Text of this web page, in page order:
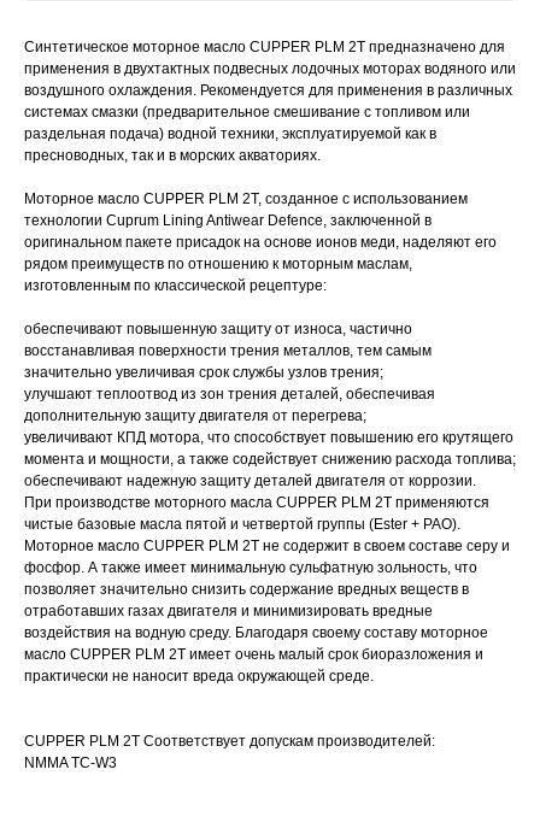
Синтетическое моторное масло CUPPER PLM 2T предназначено для
применения в двухтактных подвесных лодочных моторах водяного или
воздушного охлаждения. Рекомендуется для применения в различных
системах смазки (предварительное смешивание с топливом или
раздельная подача) водной техники, эксплуатируемой как в
пресноводных, так и в морских акваториях.
Моторное масло CUPPER PLM 2T, созданное с использованием
технологии Cuprum Lining Antiwear Defence, заключенной в
оригинальном пакете присадок на основе ионов меди, наделяют его
рядом преимуществ по отношению к моторным маслам,
изготовленным по классической рецептуре:
обеспечивают повышенную защиту от износа, частично
восстанавливая поверхности трения металлов, тем самым
значительно увеличивая срок службы узлов трения;
улучшают теплоотвод из зон трения деталей, обеспечивая
дополнительную защиту двигателя от перегрева;
увеличивают КПД мотора, что способствует повышению его крутящего
момента и мощности, а также содействует снижению расхода топлива;
обеспечивают надежную защиту деталей двигателя от коррозии.
При производстве моторного масла CUPPER PLM 2T применяются
чистые базовые масла пятой и четвертой группы (Ester + PAO).
Моторное масло CUPPER PLM 2T не содержит в своем составе серу и
фосфор. А также имеет минимальную сульфатную зольность, что
позволяет значительно снизить содержание вредных веществ в
отработавших газах двигателя и минимизировать вредные
воздействия на водную среду. Благодаря своему составу моторное
масло CUPPER PLM 2T имеет очень малый срок биоразложения и
практически не наносит вреда окружающей среде.
CUPPER PLM 2T Соответствует допускам производителей:
NMMA TC-W3